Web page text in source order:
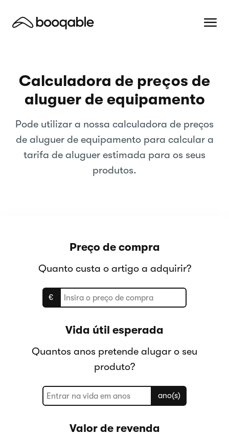
Calculadora de preços de
aluguer de equipamento
Pode utilizar a nossa calculadora de preços
de aluguer de equipamento para calcular a
tarifa de aluguer estimada para os seus
produtos.
Preço de compra
Quanto custa o artigo a adquirir?
€
Vida útil esperada
Quantos anos pretende alugar o seu
produto?
ano(s)
Valor de revenda